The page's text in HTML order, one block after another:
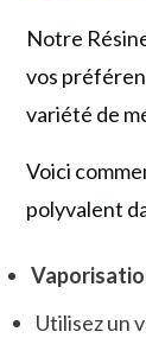
Notre
vos
variété de
Voici
polyvalent
Utilisez un